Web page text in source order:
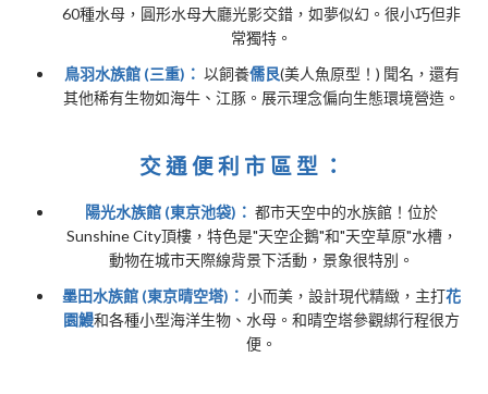
60種水母，圓形水母大廳光影交錯，如夢似幻。很小巧但非
常獨特。
鳥羽水族館 (三重)： 以飼養儒艮(美人魚原型！) 聞名，還有
其他稀有生物如海牛、江豚。展示理念偏向生態環境營造。
交通便利市區型：
陽光水族館 (東京池袋)： 都市天空中的水族館！位於
Sunshine City頂樓，特色是"天空企鵝"和"天空草原"水槽，
動物在城市天際線背景下活動，景象很特別。
墨田水族館 (東京晴空塔)： 小而美，設計現代精緻，主打花
園鰻和各種小型海洋生物、水母。和晴空塔參觀綁行程很方
便。